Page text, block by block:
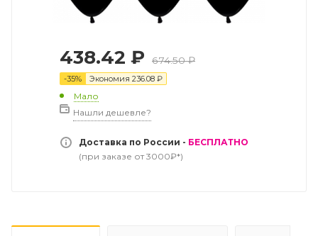
438.42 ₽ 674.50₽
-35% Экономия 236.08 ₽
Мало
Нашли дешевле?
Доставка по России - БЕСПЛАТНО
(при заказе от 3000₽*)